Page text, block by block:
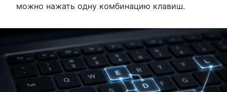
можно нажать одну комбинацию клавиш.